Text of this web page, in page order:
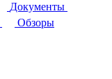
Документы
Обзоры